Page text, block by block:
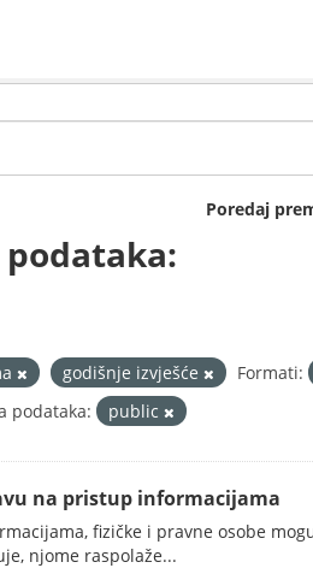
Poredaj
godišnje izvješće Formati:
podataka: public
na pristup informacijama
fizičke i pravne osobe
njome raspolaže...